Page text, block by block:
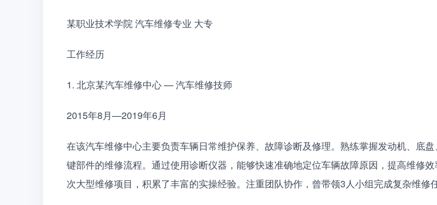
某职业技术学院 汽车维修专业 大专
工作经历
1. 北京某汽车维修中心 — 汽车维修技师
2015年8月—2019年6月
在该汽车维修中心主要负责车辆日常维护保养、故障诊断及修理。熟练掌握发动机、底
键部件的维修流程。通过使用诊断仪器，能够快速准确地定位车辆故障原因，提高维修
次大型维修项目，积累了丰富的实操经验。注重团队协作，曾带领3人小组完成复杂维修任